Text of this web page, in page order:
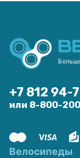
+7 812 94-
или 8-800-
Велосипеды